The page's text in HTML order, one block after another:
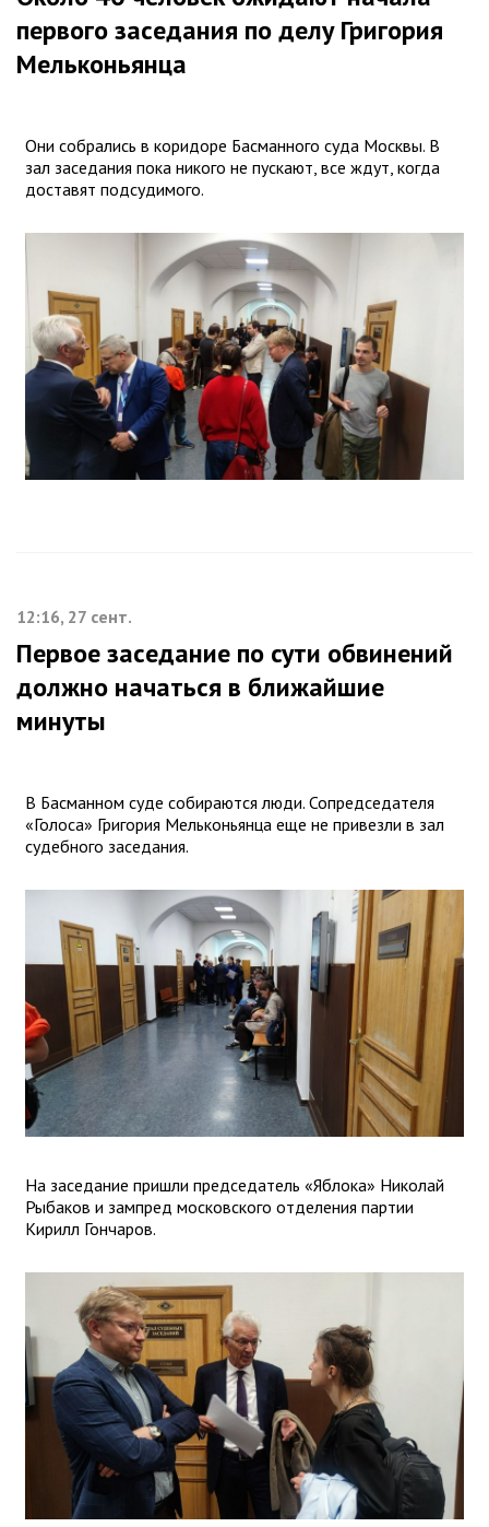
первого заседания по делу Григория
Мельконьянца
Они собрались в коридоре Басманного суда Москвы. В
зал заседания пока никого не пускают, все ждут, когда
доставят подсудимого.
12:16, 27 сент.
Первое заседание по сути обвинений
должно начаться в ближайшие
минуты
В Басманном суде собираются люди. Сопредседателя
«Голоса» Григория Мельконьянца еще не привезли в зал
судебного заседания.
На заседание пришли председатель «Яблока» Николай
Рыбаков и зампред московского отделения партии
Кирилл Гончаров.